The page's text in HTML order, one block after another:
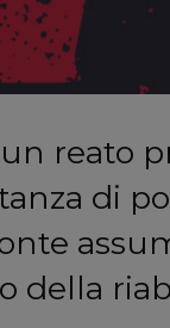
reato
di
della